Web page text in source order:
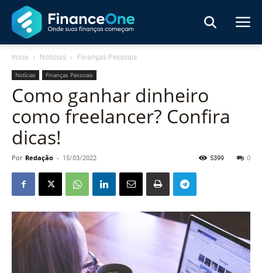
Início Notícias Finanças Pessoais
Notícias Finanças Pessoais
Como ganhar dinheiro
como freelancer? Confira
dicas!
Por Redação - 15/03/2022 0
5399